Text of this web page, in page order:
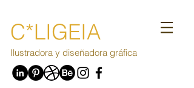
C*LIGEIA
Ilustradora y diseñadora gráfica